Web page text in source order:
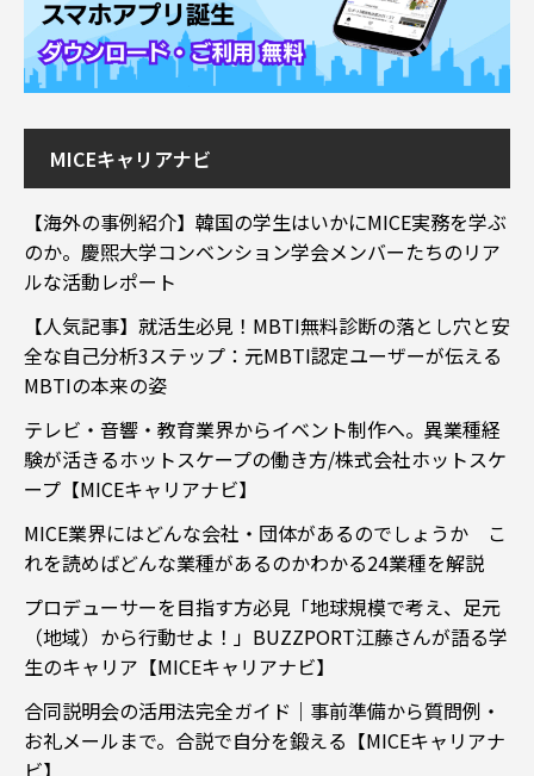
MICEキャリアナビ
【海外の事例紹介】韓国の学生はいかにMICE実務を学ぶ
のか。慶煕大学コンベンション学会メンバーたちのリア
ルな活動レポート
【人気記事】就活生必見！MBTI無料診断の落とし穴と安
全な自己分析3ステップ：元MBTI認定ユーザーが伝える
MBTIの本来の姿
テレビ・音響・教育業界からイベント制作へ。異業種経
験が活きるホットスケープの働き方/株式会社ホットスケ
ープ【MICEキャリアナビ】
MICE業界にはどんな会社・団体があるのでしょうか こ
れを読めばどんな業種があるのかわかる24業種を解説
プロデューサーを目指す方必見「地球規模で考え、足元
（地域）から行動せよ！」BUZZPORT江藤さんが語る学
生のキャリア【MICEキャリアナビ】
合同説明会の活用法完全ガイド｜事前準備から質問例・
お礼メールまで。合説で自分を鍛える【MICEキャリアナ
ビ】